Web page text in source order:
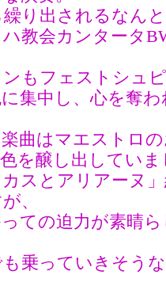
り出されるなん
教会カンタータ
もフェストシュ
集中し、心を奪
曲はマエストロ
を醸し出していま
スとアリアーヌ
、
ての迫力が素晴
乗っていきそう